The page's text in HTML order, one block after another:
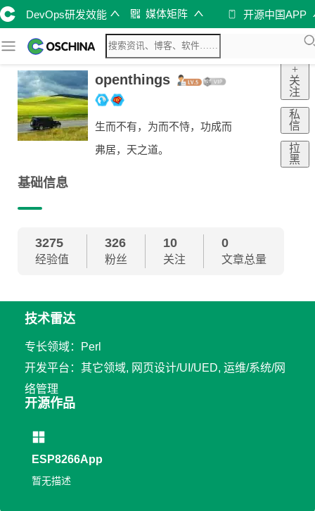
DevOps研发效能 媒体矩阵 开源中国APP
openthings
生而不有，为而不恃，功成而
弗居，天之道。
+
关
注
私
信
拉
黑
基础信息
3275
经验值
326
粉丝
10
关注
0
文章总量
技术雷达
专长领域：Perl
开发平台：其它领域, 网页设计/UI/UED, 运维/系统/网
络管理
开源作品
ESP8266App
暂无描述